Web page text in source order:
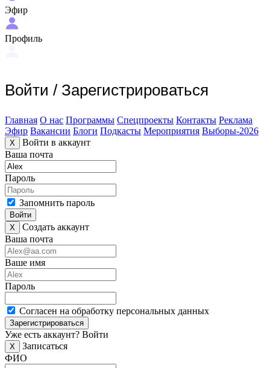
Эфир
Профиль
Войти / Зарегистрироваться
Главная О нас Программы Спецпроекты Контакты Реклама
Эфир Вакансии Блоги Подкасты Мероприятия Выборы-2026
X
Войти в аккаунт
Ваша почта
Пароль
Запомнить пароль
Войти
X
Создать аккаунт
Ваша почта
Ваше имя
Пароль
Согласен на обработку персональных данных
Зарегистрироваться
Уже есть аккаунт? Войти
X
Записаться
ФИО